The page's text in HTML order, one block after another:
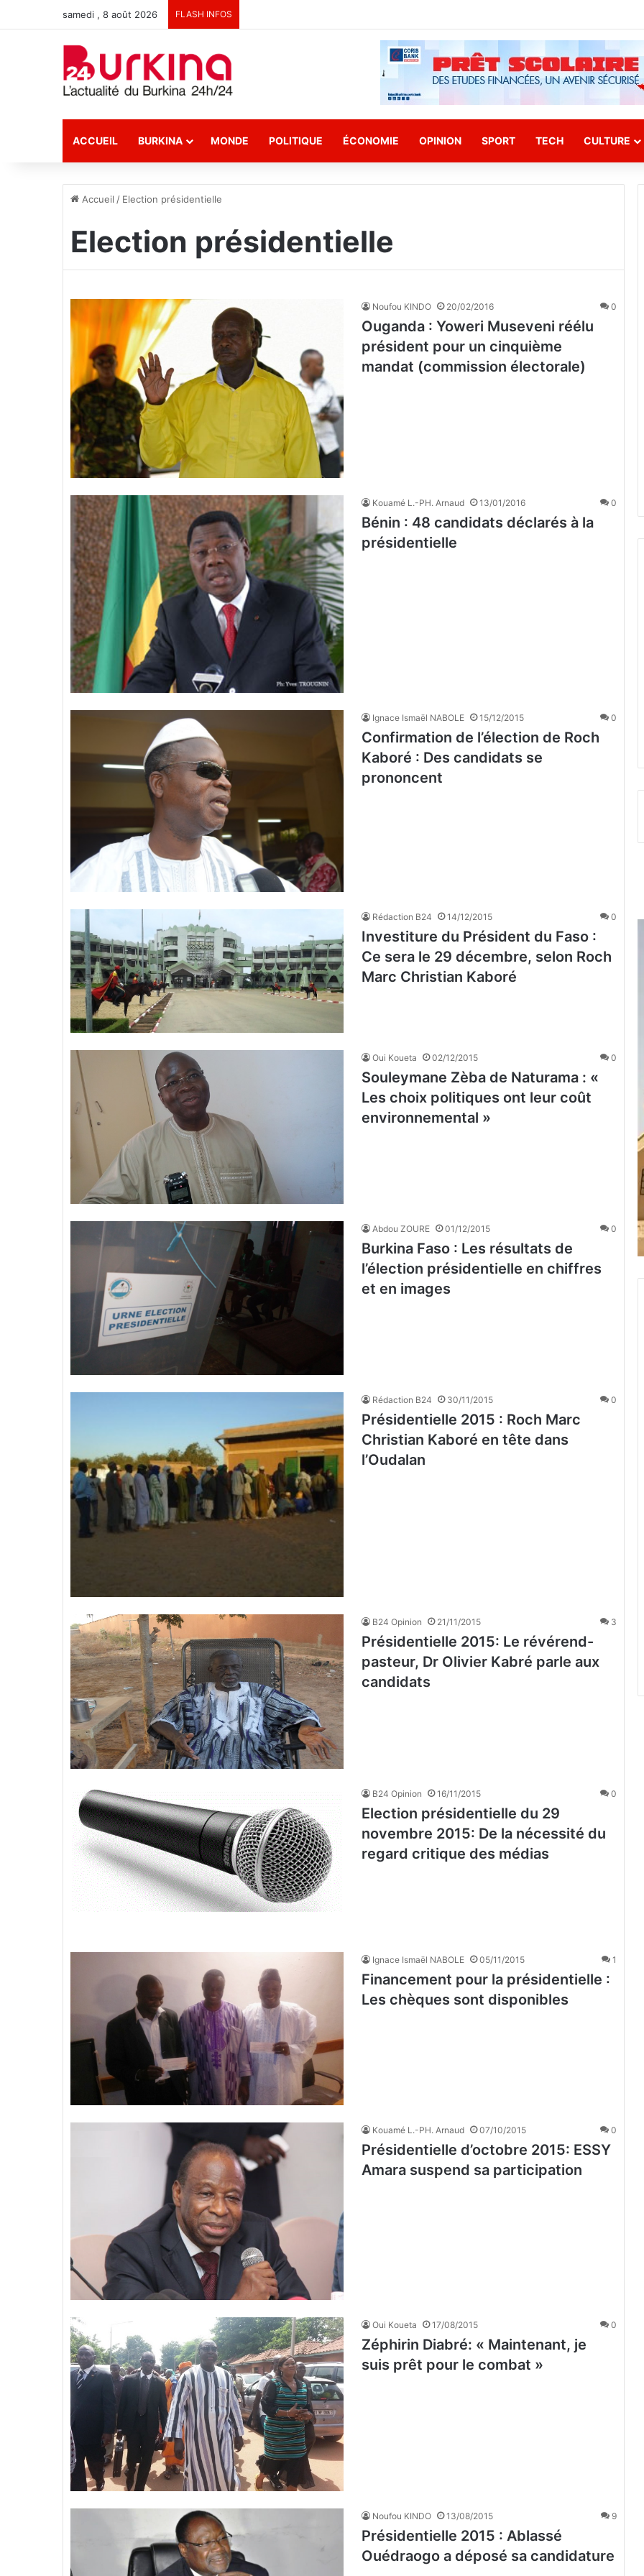
samedi , 8 août 2026 FLASH INFOS
ACCUEIL BURKINA MONDE POLITIQUE ÉCONOMIE OPINION SPORT TECH CULTURE
Accueil / Election présidentielle
Election présidentielle
Noufou KINDO 20/02/2016 0
Ouganda : Yoweri Museveni réélu
président pour un cinquième
mandat (commission électorale)
Kouamé L.-PH. Arnaud 13/01/2016 0
Bénin : 48 candidats déclarés à la
présidentielle
Ignace Ismaël NABOLE 15/12/2015 0
Confirmation de l’élection de Roch
Kaboré : Des candidats se
prononcent
Rédaction B24 14/12/2015 0
Investiture du Président du Faso :
Ce sera le 29 décembre, selon Roch
Marc Christian Kaboré
Oui Koueta 02/12/2015 0
Souleymane Zèba de Naturama : «
Les choix politiques ont leur coût
environnemental »
Abdou ZOURE 01/12/2015 0
Burkina Faso : Les résultats de
l’élection présidentielle en chiffres
et en images
Rédaction B24 30/11/2015 0
Présidentielle 2015 : Roch Marc
Christian Kaboré en tête dans
l’Oudalan
B24 Opinion 21/11/2015 3
Présidentielle 2015: Le révérend-
pasteur, Dr Olivier Kabré parle aux
candidats
B24 Opinion 16/11/2015 0
Election présidentielle du 29
novembre 2015: De la nécessité du
regard critique des médias
Ignace Ismaël NABOLE 05/11/2015 1
Financement pour la présidentielle :
Les chèques sont disponibles
Kouamé L.-PH. Arnaud 07/10/2015 0
Présidentielle d’octobre 2015: ESSY
Amara suspend sa participation
Oui Koueta 17/08/2015 0
Zéphirin Diabré: « Maintenant, je
suis prêt pour le combat »
Noufou KINDO 13/08/2015 9
Présidentielle 2015 : Ablassé
Ouédraogo a déposé sa candidature